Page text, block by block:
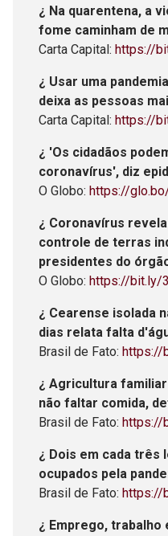
¿ Na quarentena, a
fome caminham de
Carta Capital: https://
¿ Usar uma
deixa as pessoas
Carta Capital: https://
¿ 'Os cidadãos
coronavírus', diz
O Globo: https://
¿ Coronavírus
controle de terras
presidentes do
O Globo: https://bit.ly/
¿ Cearense isolada
dias relata falta
Brasil de Fato: https://
¿ Agricultura
não faltar comida,
Brasil de Fato: https://
¿ Dois em cada três
ocupados pela
Brasil de Fato: https://
¿ Emprego, trabalho